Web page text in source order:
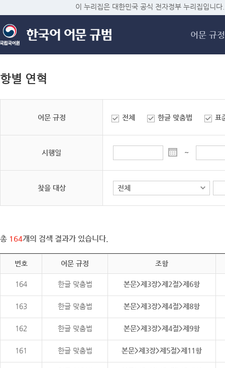
메
이 누리집은 대한민국 공식 전자정부 누리집입니다.
어문 규정
항별 연혁
어문 규정 전체 한글 맞춤법 표
시행일 ~
찾을 대상
총 164개의 검색 결과가 있습니다.
번호 어문 규정 조항
164 한글 맞춤법 본문>제3장>제2절>제6항
163 한글 맞춤법 본문>제3장>제4절>제8항
162 한글 맞춤법 본문>제3장>제4절>제9항
161 한글 맞춤법 본문>제3장>제5절>제11항